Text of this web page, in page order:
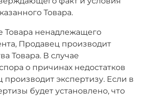
Товара.
Товара ненадлежащего
Продавец производит
Товара. В случае
о причинах недостатков
производит экспертизу. Если в
будет установлено, что